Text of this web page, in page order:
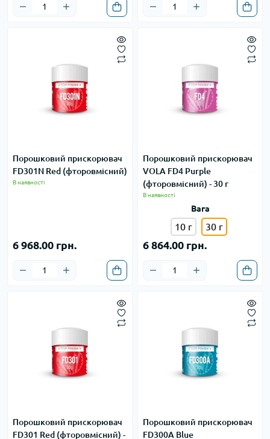
Порошковий прискорювач
FD301N Red (фторовмісний)
В наявності
6 968.00 грн.
Порошковий прискорювач
VOLA FD4 Purple
(фторовмісний) - 30 г
В наявності
Вага
10 г 30 г
6 864.00 грн.
Порошковий прискорювач
FD301 Red (фторовмісний) -
Порошковий прискорювач
FD300A Blue